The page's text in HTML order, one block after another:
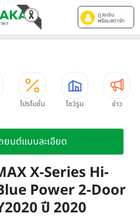
ดูวงเงิน
พร้อมสตาร์ท
โปรโมชั่น โชว์รูม ข่าว
ยนต์แบบละเอียด
X-Series Hi-
Power 2-Door
ปี 2020